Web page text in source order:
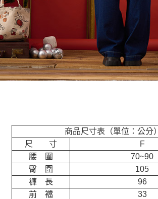
商品尺寸表（單位：公分）
尺 寸
F
腰 圍
70~90
臀 圍
105
褲 長
96
前 襠
33